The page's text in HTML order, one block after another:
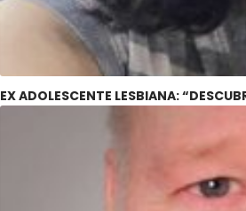
EX ADOLESCENTE LESBIANA: